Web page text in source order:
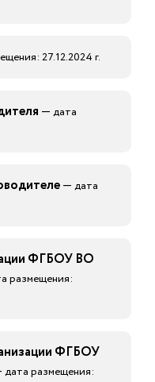
27.12.2024 г.
— дата
— дата
ФГБОУ ВО
размещения:
ФГБОУ
дата размещения: